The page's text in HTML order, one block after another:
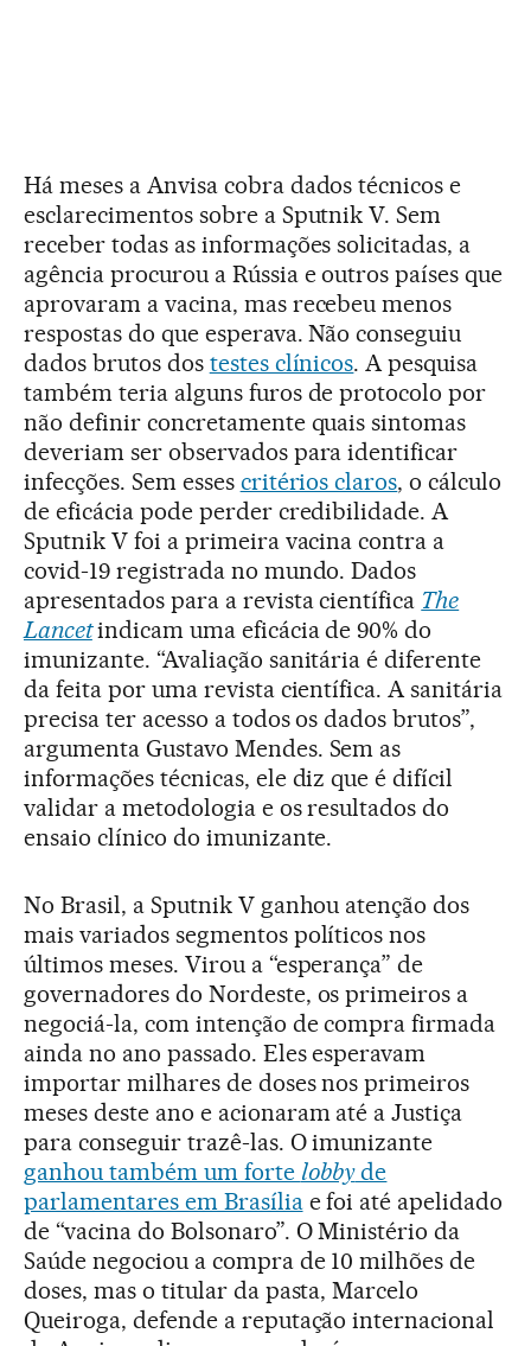
Há meses a Anvisa cobra dados técnicos e
esclarecimentos sobre a Sputnik V. Sem
receber todas as informações solicitadas, a
agência procurou a Rússia e outros países que
aprovaram a vacina, mas recebeu menos
respostas do que esperava. Não conseguiu
dados brutos dos testes clínicos. A pesquisa
também teria alguns furos de protocolo por
não definir concretamente quais sintomas
deveriam ser observados para identificar
infecções. Sem esses critérios claros, o cálculo
de eficácia pode perder credibilidade. A
Sputnik V foi a primeira vacina contra a
covid-19 registrada no mundo. Dados
apresentados para a revista científica The
Lancetindicam uma eficácia de 90% do
imunizante. “Avaliação sanitária é diferente
da feita por uma revista científica. A sanitária
precisa ter acesso a todos os dados brutos”,
argumenta Gustavo Mendes. Sem as
informações técnicas, ele diz que é difícil
validar a metodologia e os resultados do
ensaio clínico do imunizante.
No Brasil, a Sputnik V ganhou atenção dos
mais variados segmentos políticos nos
últimos meses. Virou a “esperança” de
governadores do Nordeste, os primeiros a
negociá-la, com intenção de compra firmada
ainda no ano passado. Eles esperavam
importar milhares de doses nos primeiros
meses deste ano e acionaram até a Justiça
para conseguir trazê-las. O imunizante
ganhou também um forte lobbyde
parlamentares em Brasíliae foi até apelidado
de “vacina do Bolsonaro”. O Ministério da
Saúde negociou a compra de 10 milhões de
doses, mas o titular da pasta, Marcelo
Queiroga, defende a reputação internacional